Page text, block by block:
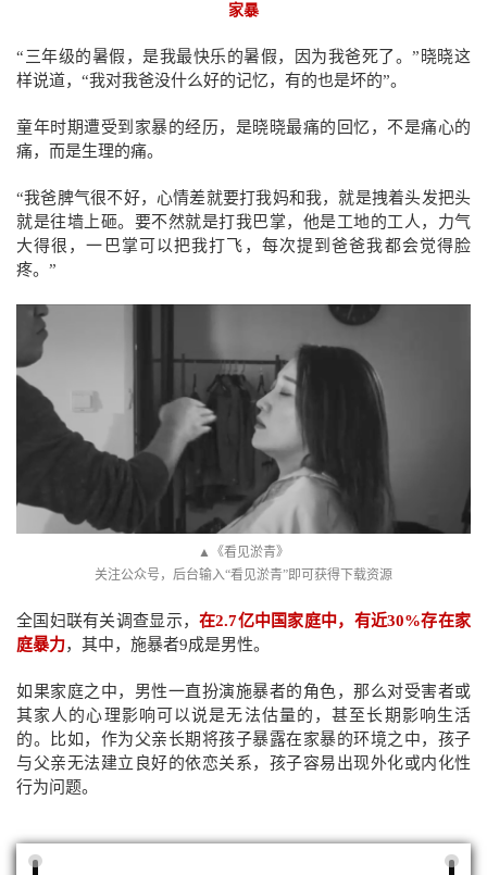
家暴
“三年级的暑假，是我最快乐的暑假，因为我爸死了。”晓晓这
样说道，“我对我爸没什么好的记忆，有的也是坏的”。
童年时期遭受到家暴的经历，是晓晓最痛的回忆，不是痛心的
痛，而是生理的痛。
“我爸脾气很不好，心情差就要打我妈和我，就是拽着头发把头
就是往墙上砸。要不然就是打我巴掌，他是工地的工人，力气
大得很，一巴掌可以把我打飞，每次提到爸爸我都会觉得脸
疼。”
▲《看见淤青》
关注公众号，后台输入“看见淤青”即可获得下载资源
全国妇联有关调查显示，在2.7亿中国家庭中，有近30%存在家
庭暴力，其中，施暴者9成是男性。
如果家庭之中，男性一直扮演施暴者的角色，那么对受害者或
其家人的心理影响可以说是无法估量的，甚至长期影响生活
的。比如，作为父亲长期将孩子暴露在家暴的环境之中，孩子
与父亲无法建立良好的依恋关系，孩子容易出现外化或内化性
行为问题。